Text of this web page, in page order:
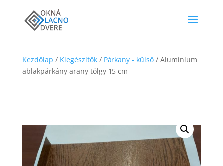
Kezdőlap / Kiegészítők/ Párkany - külső/ Alumínium
ablakpárkány arany tölgy 15 cm